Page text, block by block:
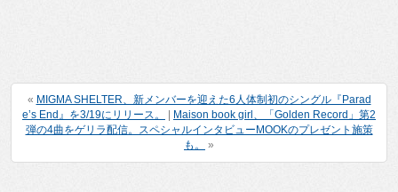
« MIGMA SHELTER、新メンバーを迎えた6人体制初のシングル『Parad
e’s End』を3/19にリリース。
Maison book girl、「Golden Record」第2
弾の4曲をゲリラ配信。スペシャルインタビューMOOKのプレゼント施策
も。
»